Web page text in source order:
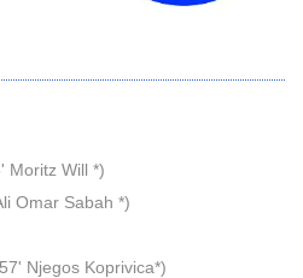
Moritz Will *)
Omar Sabah *)
57' Njegos Koprivica*)